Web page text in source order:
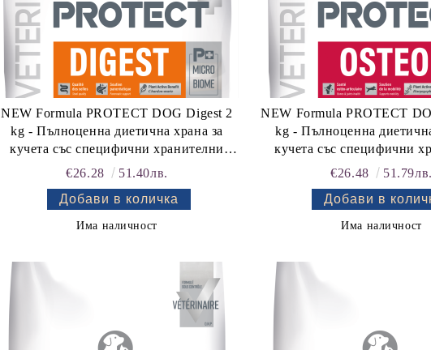
NEW Formula PROTECT DOG Digest 2
kg - Пълноценна диетична храна за
кучета със специфични хранителни
потребности - "Компенсиране на лошо
от смущения в чревната
непропускливост".
€26.28 51.40лв.
Има наличност
NEW Formula PROTECT
kg - Пълноценна
кучета със специфични
потребности -
остеоартроза".
сърдечната дейност при
€26.48 51.79лв.
Има наличност